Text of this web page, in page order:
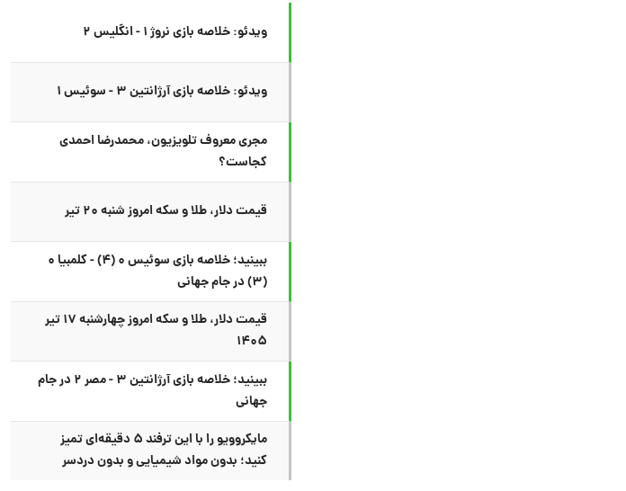
ویدئو: خلاصه بازی نروژ ۱ - انگلیس ۲
ویدئو: خلاصه بازی آرژانتین ۳ - سوئیس ۱
مجری معروف تلویزیون، محمدرضا احمدی
کجاست؟
قیمت دلار، طلا و سکه امروز شنبه ۲۰ تیر
ببینید؛ خلاصه بازی سوئیس ۰ (۴) - کلمبیا ۰
(۳) در جام جهانی
قیمت دلار، طلا و سکه امروز چهارشنبه ۱۷ تیر
۱۴۰۵
ببینید؛ خلاصه بازی آرژانتین ۳ - مصر ۲ در جام
جهانی
مایکروویو را با این ترفند ۵ دقیقه‌ای تمیز
کنید؛ بدون مواد شیمیایی و بدون دردسر